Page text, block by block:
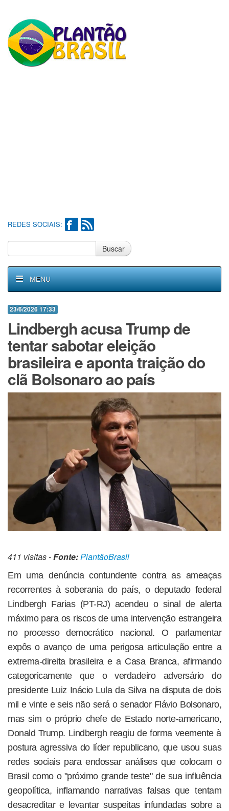
REDES SOCIAIS:
Buscar
MENU
23/6/2026 17:33
Lindbergh acusa Trump de
tentar sabotar eleição
brasileira e aponta traição do
clã Bolsonaro ao país
411 visitas -Fonte:PlantãoBrasil
Em uma denúncia contundente contra as ameaças
recorrentes à soberania do país, o deputado federal
Lindbergh Farias (PT-RJ) acendeu o sinal de alerta
máximo para os riscos de uma intervenção estrangeira
no processo democrático nacional. O parlamentar
expôs o avanço de uma perigosa articulação entre a
extrema-direita brasileira e a Casa Branca, afirmando
categoricamente que o verdadeiro adversário do
presidente Luiz Inácio Lula da Silva na disputa de dois
mil e vinte e seis não será o senador Flávio Bolsonaro,
mas sim o próprio chefe de Estado norte-americano,
Donald Trump. Lindbergh reagiu de forma veemente à
postura agressiva do líder republicano, que usou suas
redes sociais para endossar análises que colocam o
Brasil como o "próximo grande teste" de sua influência
geopolítica, inflamando narrativas falsas que tentam
desacreditar e levantar suspeitas infundadas sobre a